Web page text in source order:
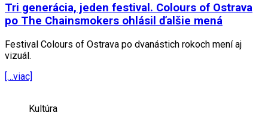
Tri generácia, jeden festival. Colours of Ostrava
po The Chainsmokers ohlásil ďalšie mená
Festival Colours of Ostrava po dvanástich rokoch mení aj
vizuál.
[…viac]
Kultúra